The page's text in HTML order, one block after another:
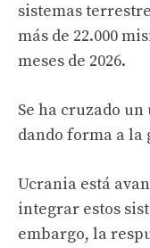
sistemas
más de 22.000
meses de 2026.
Se ha cruzado
dando forma a la
Ucrania está
integrar estos
embargo, la